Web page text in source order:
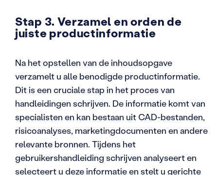
Stap 3. Verzamel en orden de
juiste productinformatie
Na het opstellen van de inhoudsopgave
verzamelt u alle benodigde productinformatie.
Dit is een cruciale stap in het proces van
handleidingen schrijven. De informatie komt van
specialisten en kan bestaan uit CAD-bestanden,
risicoanalyses, marketingdocumenten en andere
relevante bronnen. Tijdens het
gebruikershandleiding schrijven analyseert en
selecteert u deze informatie en stelt u gerichte